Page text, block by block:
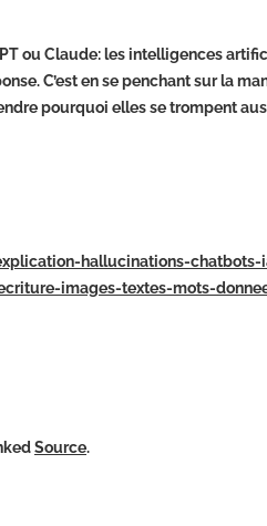
ou Claude: les intelligences
C’est en se penchant sur la
pourquoi elles se trompent
hallucinations-chatbots-
images-textes-mots-
Source.